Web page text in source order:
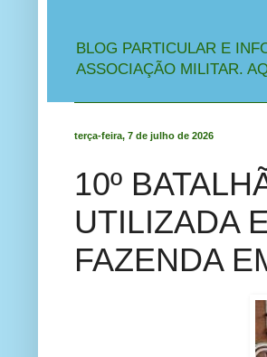
BLOG PARTICULAR E
ASSOCIAÇÃO MILITAR.
terça-feira, 7 de julho de 2026
10º
UTILIZADA
FAZENDA